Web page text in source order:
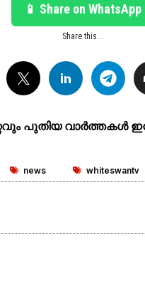
📱 Share on WhatsApp
Share this...
പുതിയ വാർത്തകൾ
news whiteswantv